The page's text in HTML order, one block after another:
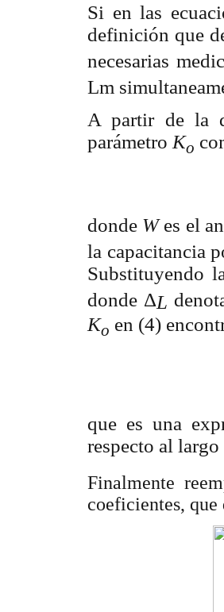
Si en las
definición que
necesarias
Lm
A partir de la
parámetro Ko
donde Wes el
la capacitancia
Substituyendo
donde ΔL
Ko en (4)
que es una
respecto al
Finalmente
coeficientes,